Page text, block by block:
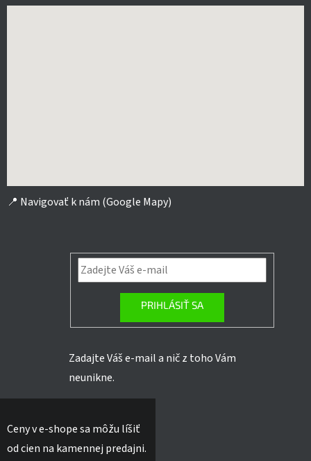
📍 Navigovať k nám (Google Mapy)
PRIHLÁSIŤ SA
Zadajte Váš e-mail a nič z toho Vám
neunikne.
Ceny v e-shope sa môžu líšiť
od cien na kamennej predajni.